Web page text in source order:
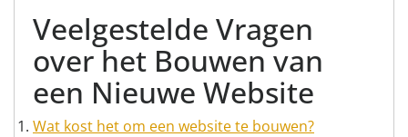
Veelgestelde Vragen
over het Bouwen van
een Nieuwe Website
Wat kost het om een website te bouwen?